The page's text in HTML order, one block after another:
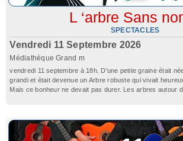
L ‘arbre Sans
SPECTACLES
Vendredi 11 Septembre 2026
Médiathèque Grand m
vendredi 11 septembre à 18h. D'une petite graine était
grandi et était devenue un Arbre robuste qui vivait
Mais ce bonheur ne devait pas durer. Les arbres autour